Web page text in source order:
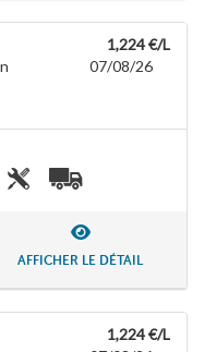
1,224 €/L
07/08/26
AFFICHER LE DÉTAIL
1,224 €/L